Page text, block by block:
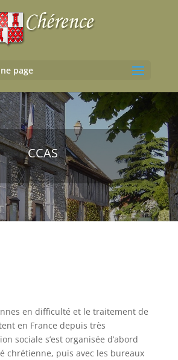
page
CCAS
en difficulté et le traitement de
en France depuis très
sociale s’est organisée d’abord
chrétienne, puis avec les bureaux